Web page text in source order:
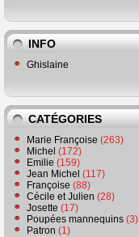
INFO
Ghislaine
CATÉGORIES
Marie Françoise (263)
Michel (172)
Emilie (159)
Jean Michel (117)
Françoise (88)
Cécile et Julien (28)
Josette (17)
Poupées mannequins (3)
Patron (1)